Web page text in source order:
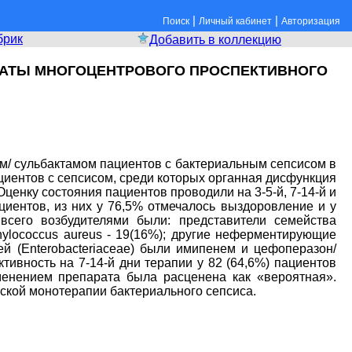
Поиск | Личный кабинет | Авторизация
Добавить в коллекцию
МНОГОЦЕНТРОВОГО ПРОСПЕКТИВНОГО
сульбактамом пациентов с бактериальным сепсисом в
с сепсисом, среди которых органная дисфункция
состояния пациентов проводили на 3-5-й, 7-14-й и
из них у 76,5% отмечалось выздоровление и у
возбудителями были: представители семейства
aureus - 19(16%); другие неферментирующие
(Enterobacteriaceae) были имипенем и цефоперазон/
на 7-14-й дни терапии у 82 (64,6%) пациентов
препарата была расценена как «вероятная».
монотерапии бактериального сепсиса.